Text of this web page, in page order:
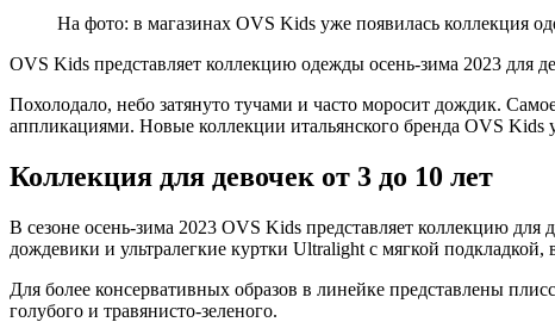
На фото: в магазинах OVS Kids уже появилась коллекция
OVS Kids представляет коллекцию одежды осень-зима 2023 для
Похолодало, небо затянуто тучами и часто моросит дождик.
аппликациями. Новые коллекции итальянского бренда OVS
Коллекция для девочек от 3 до 10 лет
В сезоне осень-зима 2023 OVS Kids представляет коллекцию
дождевики и ультралегкие куртки Ultralight с мягкой
Для более консервативных образов в линейке представлены
голубого и травянисто-зеленого.